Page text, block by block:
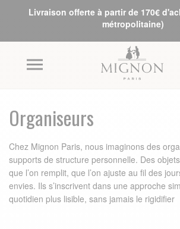
Livraison offerte à partir de 170€
métropolitaine)
Organiseurs
Chez Mignon Paris, nous imaginons des
supports de structure personnelle. Des
que l’on remplit, que l’on ajuste au fil des
envies. Ils s’inscrivent dans une approche
quotidien plus lisible, sans jamais le rigidifier